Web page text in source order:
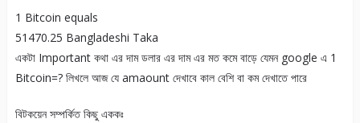
1 Bitcoin equals
51470.25 Bangladeshi Taka
একটা Important কথা এর দাম ডলার এর দাম এর মত কমে বাড়ে যেমন google এ 1
Bitcoin=? লিখলে আজ যে amaount দেখাবে কাল বেশি বা কম দেখাতে পারে
বিটকয়েন সম্পর্কিত কিছু এককঃ